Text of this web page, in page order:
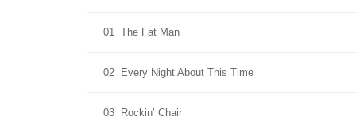
01 The Fat Man
02 Every Night About This Time
03 Rockin’ Chair